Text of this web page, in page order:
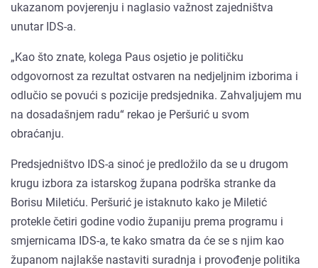
ukazanom povjerenju i naglasio važnost zajedništva
unutar IDS-a.
„Kao što znate, kolega Paus osjetio je političku
odgovornost za rezultat ostvaren na nedjeljnim izborima i
odlučio se povući s pozicije predsjednika. Zahvaljujem mu
na dosadašnjem radu“ rekao je Peršurić u svom
obraćanju.
Predsjedništvo IDS-a sinoć je predložilo da se u drugom
krugu izbora za istarskog župana podrška stranke da
Borisu Miletiću. Peršurić je istaknuto kako je Miletić
protekle četiri godine vodio županiju prema programu i
smjernicama IDS-a, te kako smatra da će se s njim kao
županom najlakše nastaviti suradnja i provođenje politika